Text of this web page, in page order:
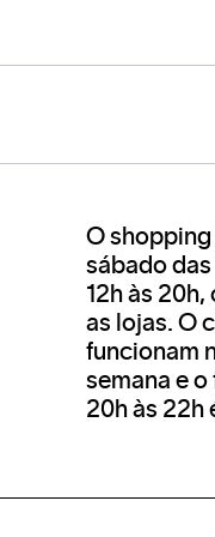
delas
O shopping
sábado das
12h às
as lojas. O
funcionam
semana e
20h às 22h